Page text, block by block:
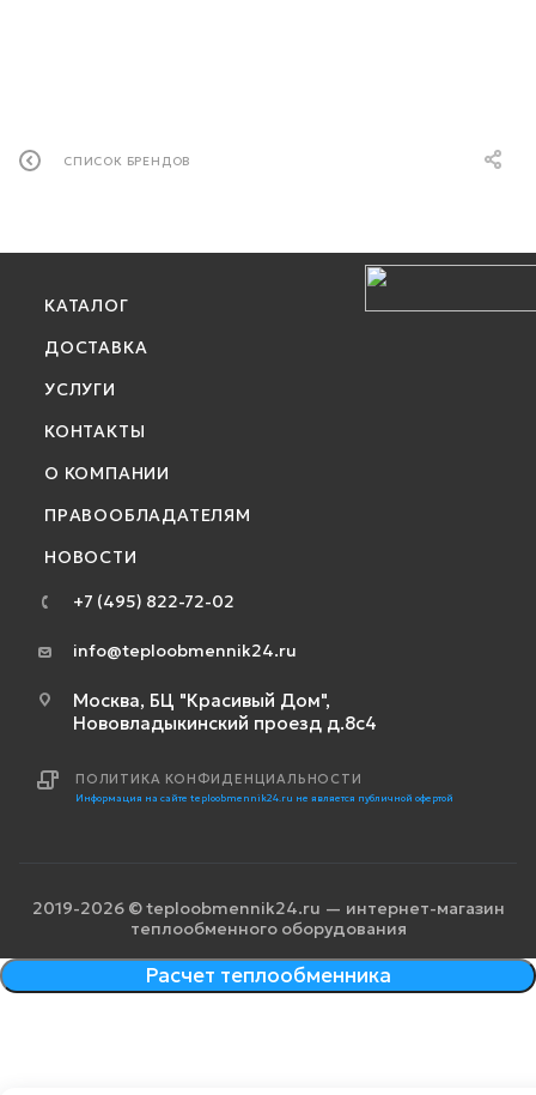
СПИСОК БРЕНДОВ
КАТАЛОГ
ДОСТАВКА
УСЛУГИ
КОНТАКТЫ
О КОМПАНИИ
ПРАВООБЛАДАТЕЛЯМ
НОВОСТИ
+7 (495) 822-72-02
info@teploobmennik24.ru
Москва, БЦ "Красивый Дом",
Нововладыкинский проезд д.8с4
ПОЛИТИКА КОНФИДЕНЦИАЛЬНОСТИ
Информация на сайте teploobmennik24.ru не является публичной офертой
2019-2026 © teploobmennik24.ru — интернет-магазин
теплообменного оборудования
Расчет теплообменника